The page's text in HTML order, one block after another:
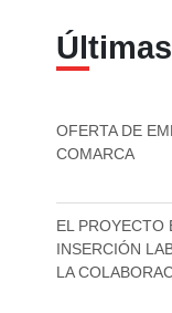
OFERTA DE
COMARCA
EL PROYECTO
INSERCIÓN
LA